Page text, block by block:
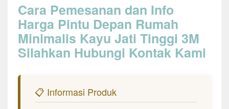
Cara Pemesanan dan Info
Harga Pintu Depan Rumah
Minimalis Kayu Jati Tinggi 3M
Silahkan Hubungi Kontak Kami
📋 Informasi Produk